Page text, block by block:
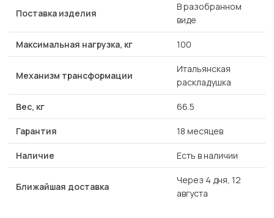
Поставка изделия
В разобранном
виде
Максимальная нагрузка, кг 100
Механизм трансформации
Итальянская
раскладушка
Вес, кг 66.5
Гарантия 18 месяцев
Наличие Есть в наличии
Ближайшая доставка
Через 4 дня, 12
августа